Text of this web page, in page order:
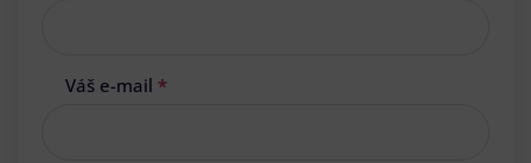
Váš e-mail *